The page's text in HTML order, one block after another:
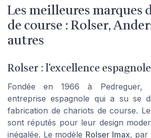
Les meilleures marques
de course : Rolser,
autres
Rolser : l'excellence espagnole
Fondée en 1966 à Pedreguer,
entreprise espagnole qui a su se
fabrication de chariots de course.
sont réputés pour leur design
inégalée. Le modèle Rolser Imax, par